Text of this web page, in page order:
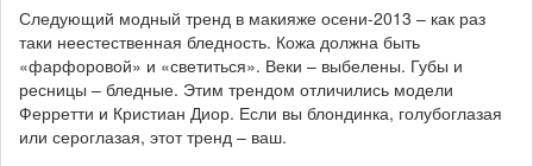
Следующий модный тренд в макияже осени-2013 – как раз
таки неестественная бледность. Кожа должна быть
«фарфоровой» и «светиться». Веки – выбелены. Губы и
ресницы – бледные. Этим трендом отличились модели
Ферретти и Кристиан Диор. Если вы блондинка, голубоглазая
или сероглазая, этот тренд – ваш.